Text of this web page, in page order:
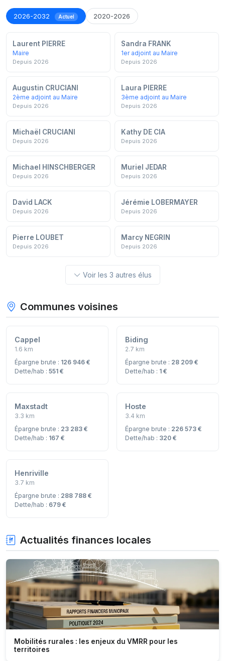
2026-2032 Actuel 2020-2026
Laurent PIERRE
Maire
Depuis 2026
Sandra FRANK
1er adjoint au Maire
Depuis 2026
Augustin CRUCIANI
2ème adjoint au Maire
Depuis 2026
Laura PIERRE
3ème adjoint au Maire
Depuis 2026
Michaël CRUCIANI
Depuis 2026
Kathy DE CIA
Depuis 2026
Michael HINSCHBERGER
Depuis 2026
Muriel JEDAR
Depuis 2026
David LACK
Depuis 2026
Jérémie LOBERMAYER
Depuis 2026
Pierre LOUBET
Depuis 2026
Marcy NEGRIN
Depuis 2026
Voir les 3 autres élus
Communes voisines
Cappel
1.6 km
Épargne brute : 126 946 €
Dette/hab : 551 €
Biding
2.7 km
Épargne brute : 28 209 €
Dette/hab : 1 €
Maxstadt
3.3 km
Épargne brute : 23 283 €
Dette/hab : 167 €
Hoste
3.4 km
Épargne brute : 226 573 €
Dette/hab : 320 €
Henriville
3.7 km
Épargne brute : 288 788 €
Dette/hab : 679 €
Actualités finances locales
Mobilités rurales : les enjeux du VMRR pour les
territoires